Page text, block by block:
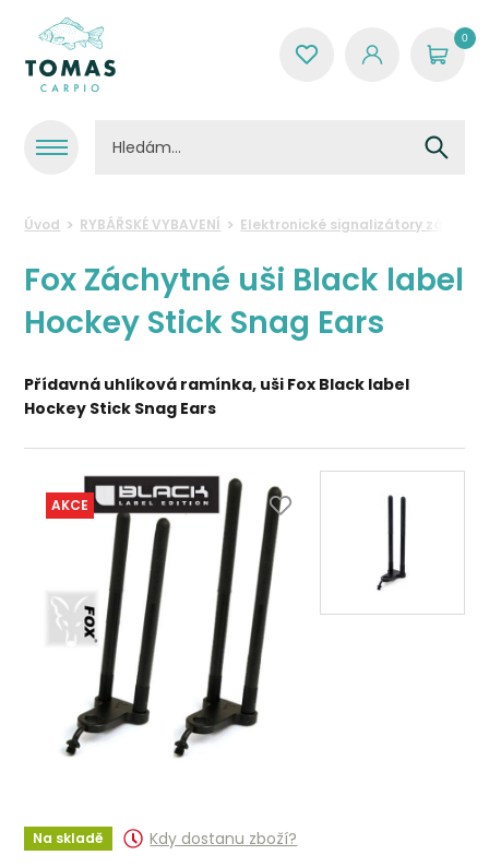
0
Úvod RYBÁŘSKÉ VYBAVENÍ Elektronické signalizátory záběru
Fox Záchytné uši Black label
Hockey Stick Snag Ears
Přídavná uhlíková ramínka, uši Fox Black label
Hockey Stick Snag Ears
AKCE
Na skladě Kdy dostanu zboží?